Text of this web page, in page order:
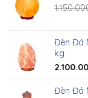
Đèn Đá
kg
Đèn Đá